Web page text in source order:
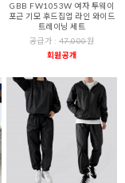
GBB FW1053W 여자 투웨이
포근 기모 후드집업 라인 와이드
트레이닝 세트
공급가 : 47,000원
회원공개